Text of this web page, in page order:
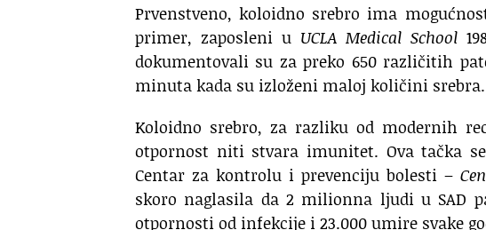
Prvenstveno, koloidno srebro ima
primer, zaposleni u UCLA Medical School
dokumentovali su za preko 650 različitih
minuta kada su izloženi maloj količini srebra.
Koloidno srebro, za razliku od modernih
otpornost niti stvara imunitet. Ova tačka
Centar za kontrolu i prevenciju bolesti –
skoro naglasila da 2 milionna ljudi u SAD
otpornosti od infekcije i 23.000 umire svake